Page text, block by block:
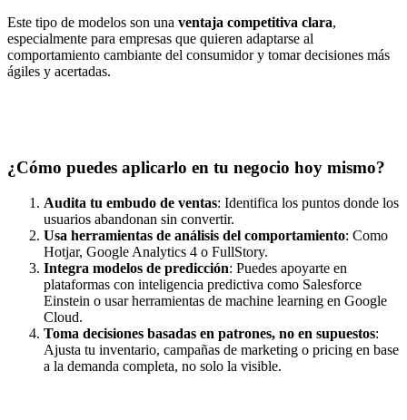
Este tipo de modelos son una ventaja competitiva clara,
especialmente para empresas que quieren adaptarse al
comportamiento cambiante del consumidor y tomar decisiones más
ágiles y acertadas.
¿Cómo puedes aplicarlo en tu negocio hoy mismo?
Audita tu embudo de ventas: Identifica los puntos donde los
usuarios abandonan sin convertir.
Usa herramientas de análisis del comportamiento: Como
Hotjar, Google Analytics 4 o FullStory.
Integra modelos de predicción: Puedes apoyarte en
plataformas con inteligencia predictiva como Salesforce
Einstein o usar herramientas de machine learning en Google
Cloud.
Toma decisiones basadas en patrones, no en supuestos:
Ajusta tu inventario, campañas de marketing o pricing en base
a la demanda completa, no solo la visible.